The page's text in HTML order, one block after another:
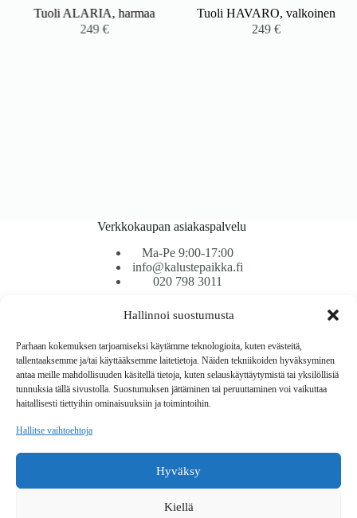
Hallinnoi suostumusta
Parhaan kokemuksen tarjoamiseksi käytämme teknologioita, kuten evästeitä,
tallentaaksemme ja/tai käyttääksemme laitetietoja. Näiden tekniikoiden hyväksyminen
antaa meille mahdollisuuden käsitellä tietoja, kuten selauskäyttäytymistä tai yksilöllisiä
tunnuksia tällä sivustolla. Suostumuksen jättäminen tai peruuttaminen voi vaikuttaa
haitallisesti tiettyihin ominaisuuksiin ja toimintoihin.
Hallitse vaihtoehtoja
Hyväksy
Kiellä
Tuoli ALARIA, harmaa
249€
Tuoli HAVARO, valkoinen
249€
Verkkokaupan asiakaspalvelu
Ma-Pe 9:00-17:00
info@kalustepaikka.fi
020 798 3011
Tavarantoimitus / Maksutavat
Toimitustavat
Maksutavat
Vaihto ja palautus
Reklamaatiot
Copyright © 2026 Kalustepaikka